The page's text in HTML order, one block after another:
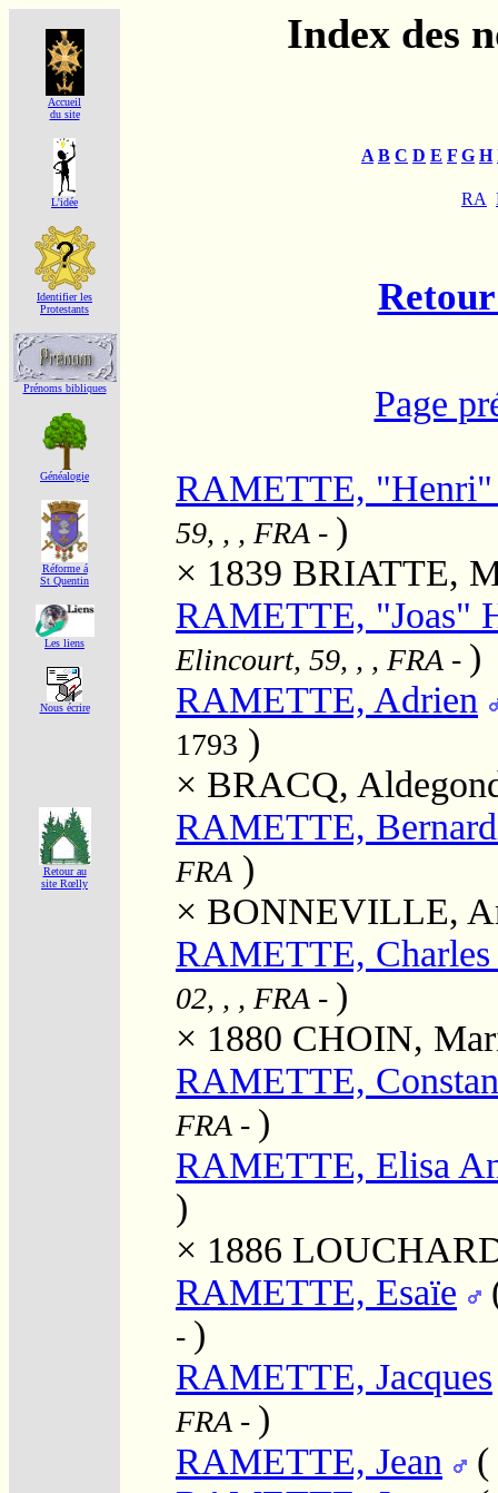
Accueil
du site
L'idée
Identifier les
Protestants
Prénoms bibliques
Généalogie
Réforme á
St Quentin
Les liens
Nous écrire
Retour au
site Rœlly
Index des
A B C D E F G H
RA
Page
RAMETTE, "Henri"
59, , , FRA - )
× 1839 BRIATTE,
RAMETTE, "Joas"
Elincourt, 59, , , FRA - )
RAMETTE, Adrien
1793 )
× BRACQ,
RAMETTE,
FRA )
× BONNEVILLE,
RAMETTE, Charles
02, , , FRA - )
× 1880 CHOIN,
RAMETTE,
FRA - )
RAMETTE, Elisa
)
× 1886
RAMETTE, Esaïe
- )
RAMETTE, Jacques
FRA - )
RAMETTE, Jean
(